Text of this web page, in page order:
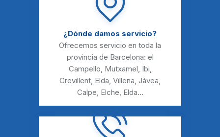
¿Dónde damos servicio?
Ofrecemos servicio en toda la
provincia de Barcelona: el
Campello Mutxamel Ibi
Crevillent Elda Villena Jávea
Calpe Elche Elda...